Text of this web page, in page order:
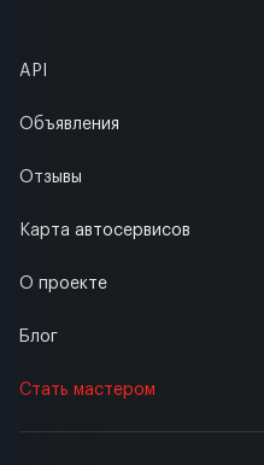
API
Объявления
Отзывы
Карта автосервисов
О проекте
Блог
Стать мастером